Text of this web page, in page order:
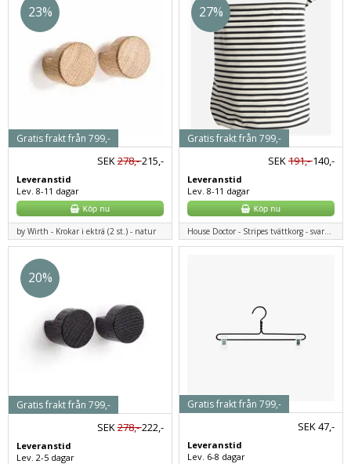
23%
SEK278,-215,-
Leveranstid
Lev. 8-11 dagar
Gratis frakt från 799,-
by Wirth - Krokar i ekträ (2 st.) - natur
27%
SEK191,-140,-
Leveranstid
Lev. 8-11 dagar
Gratis frakt från 799,-
20%
SEK278,-222,-
Leveranstid
Lev. 2-5 dagar
Gratis frakt från 799,-
SEK47,-
Leveranstid
Lev. 6-8 dagar
Gratis frakt från 799,-